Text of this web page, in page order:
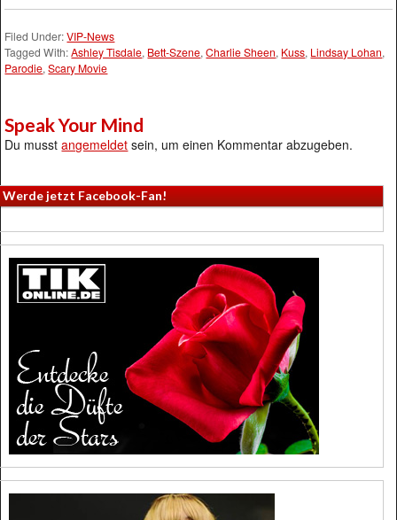
Filed Under:VIP-News
Tagged With:Ashley Tisdale, Bett-Szene,Charlie Sheen, Kuss, Lindsay Lohan,
Parodie,Scary Movie
Speak Your Mind
Du musstangemeldet sein, um einen Kommentar abzugeben.
Werde jetzt Facebook-Fan!